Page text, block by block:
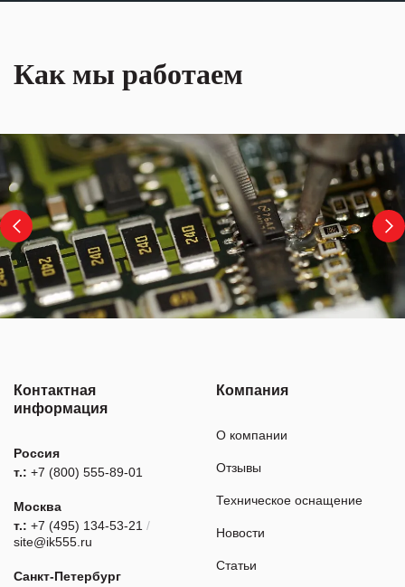
Как мы работаем
Контактная
информация
Россия
т.: +7 (800) 555-89-01
Москва
т.: +7 (495) 134-53-21 /
site@ik555.ru
Санкт-Петербург
Компания
О компании
Отзывы
Техническое оснащение
Новости
Статьи